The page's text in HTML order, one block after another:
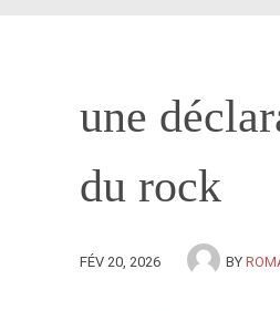
une
du rock
FÉV 20, 2026 BY